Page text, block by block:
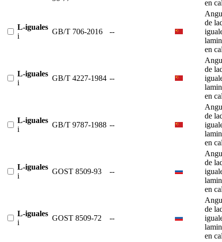
en
L-iguales
i
GB/T 706-2016 --
de
en
L-iguales
i
GB/T 4227-1984 --
de
en
L-iguales
i
GB/T 9787-1988 --
de
en
L-iguales
i
GOST 8509-93 --
de
en
L-iguales
i
GOST 8509-72 --
de
en